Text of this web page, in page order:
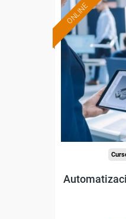
ONLINE
Para
trabajadores y
-Construcción